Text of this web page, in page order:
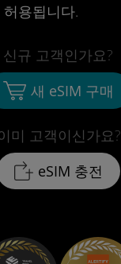
용됩니다.
미 고객이신가요?
eSIM 충전
신규 고객인가요?
새 eSIM 구매